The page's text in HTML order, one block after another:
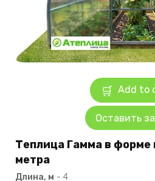
Add to
Оставить
Теплица Гамма в форме
метра
Длина, м - 4